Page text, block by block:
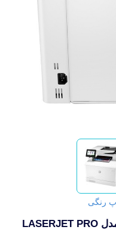
رنگی
پرینتر چندکاره لیزری رنگی اچ پی مدل LASERJET PRO